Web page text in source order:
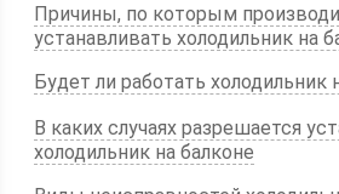
Причины, по которым
устанавливать холодильник на
Будет ли работать холодильник
В каких случаях разрешается
холодильник на балконе